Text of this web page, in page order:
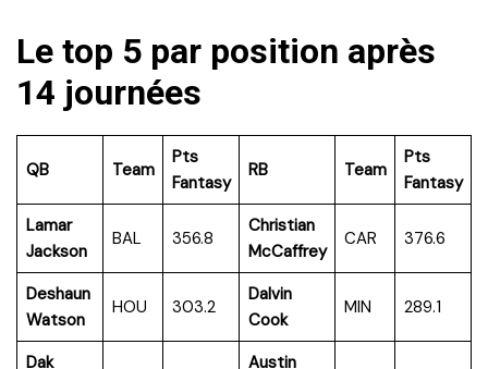
Le top 5 par position après
14 journées
QB Team
Pts
Fantasy
RB Team
Pts
Fantasy
Lamar
Jackson
BAL 356.8
Christian
McCaffrey
CAR 376.6
Deshaun
Watson
HOU 303.2
Dalvin
Cook
MIN 289.1
Dak
Austin